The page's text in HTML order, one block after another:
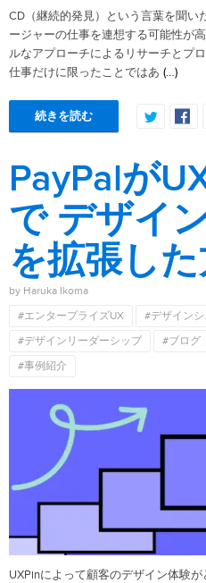
CD（継続的発見）という言葉を聞い
ージャーの仕事を連想する可能性が
ルなアプローチによるリサーチとプ
仕事だけに限ったことではあ (…)
続きを読む
PayPalが
で デザイ
を拡張し
by Haruka Ikoma
#エンタープライズUX
#デザインシ
#デザインリーダーシップ
#ブログ
#事例紹介
UXPinによって顧客のデザイン体験